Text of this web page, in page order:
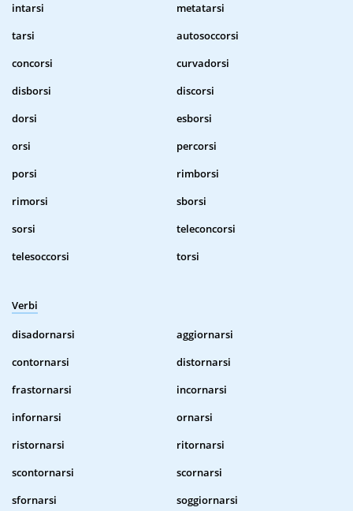
intarsi
metatarsi
tarsi
autosoccorsi
concorsi
curvadorsi
disborsi
discorsi
dorsi
esborsi
orsi
percorsi
porsi
rimborsi
rimorsi
sborsi
sorsi
teleconcorsi
telesoccorsi
torsi
Verbi
disadornarsi
aggiornarsi
contornarsi
distornarsi
frastornarsi
incornarsi
infornarsi
ornarsi
ristornarsi
ritornarsi
scontornarsi
scornarsi
sfornarsi
soggiornarsi